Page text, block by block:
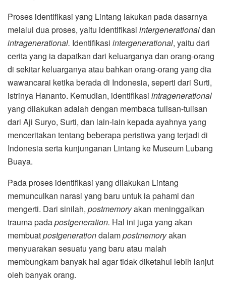
Proses identifikasi yang Lintang lakukan pada dasarnya
melalui dua proses, yaitu identifikasi intergenerationaldan
intragenerational. Identifikasi intergenerational, yaitu dari
cerita yang ia dapatkan dari keluarganya dan orang-orang
di sekitar keluarganya atau bahkan orang-orang yang dia
wawancarai ketika berada di Indonesia, seperti dari Surti,
istrinya Hananto. Kemudian, identifikasi intragenerational
yang dilakukan adalah dengan membaca tulisan-tulisan
dari Aji Suryo, Surti, dan lain-lain kepada ayahnya yang
menceritakan tentang beberapa peristiwa yang terjadi di
Indonesia serta kunjunganan Lintang ke Museum Lubang
Buaya.
Pada proses identifikasi yang dilakukan Lintang
memunculkan narasi yang baru untuk ia pahami dan
mengerti. Dari sinilah, postmemoryakan meninggalkan
trauma padapostgeneration. Hal ini juga yang akan
membuatpostgenerationdalampostmemoryakan
menyuarakan sesuatu yang baru atau malah
membungkam banyak hal agar tidak diketahui lebih lanjut
oleh banyak orang.